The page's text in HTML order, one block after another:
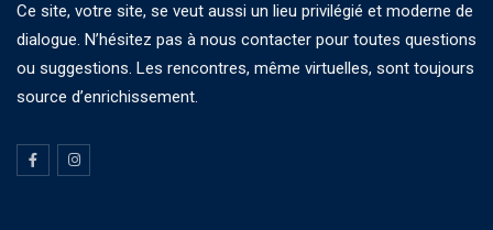
Ce site, votre site, se veut aussi un lieu privilégié et moderne de
dialogue. N’hésitez pas à nous contacter pour toutes questions
ou suggestions. Les rencontres, même virtuelles, sont toujours
source d’enrichissement.